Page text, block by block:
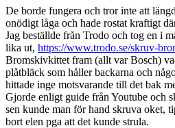
De borde fungera och tror inte att
onödigt låga och hade rostat kraftigt
Jag beställde från Trodo och tog en i
lika ut, https://www.trodo.se/skruv-
Bromskivkittet fram (allt var Bosch)
plåtbläck som håller backarna och
hittade inge motsvarande till det bak
Gjorde enligt guide från Youtube och
sen kunde man för hand skruva oket,
bort elen pga att det kunde strula.